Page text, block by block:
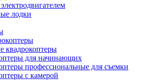
лодки
квадрокоптеры
для начинающих
профессиональные для съемки
с камерой